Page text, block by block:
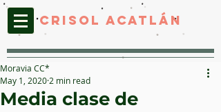
CRISOL ACATLáN
Media clase de
Moravia CC*
May 1, 2020 2 min read